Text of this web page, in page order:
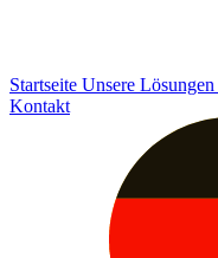
Startseite Unsere Lösungen
Kontakt